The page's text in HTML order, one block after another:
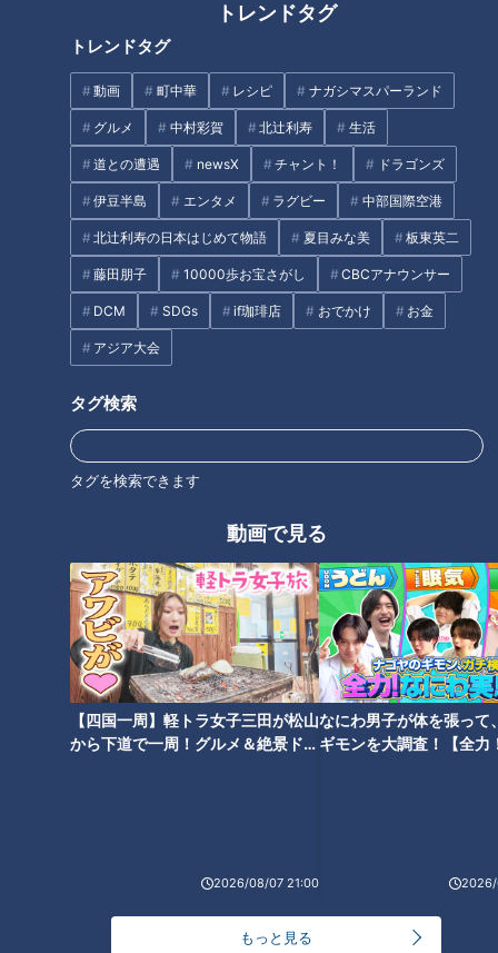
トレンドタグ
トレンドタグ
動画 町中華 レシピ ナガシマスパーランド
グルメ 中村彩賀 北辻利寿 生活
道との遭遇 newsX チャント！ ドラゴンズ
伊豆半島 エンタメ ラグビー 中部国際空港
北辻利寿の日本はじめて物語 夏目みな美 板東英二
藤田朋子 10000歩お宝さがし CBCアナウンサー
DCM SDGs if珈琲店 おでかけ お金
アジア大会
タグ検索
タグを検索できます
動画で見る
【四国一周】軽トラ女子三田が松山
から下道で一周！グルメ＆絶景ドラ
2026/08/07 21:00
なにわ男子が体を張って
ギモンを大調査！【全力
2026/
もっと見る
「緊張型頭痛」と「片頭痛」どちらもある場合の対処法
命に関わる危険な頭痛「2次性頭痛」
第3の頭痛「群発頭痛」
近年急増中！第4の頭痛「後頭神経痛」
生活に支障が出る場合は専門医を受診しましょう
オススメ関連コンテンツ
日常に潜む頭痛（１）コロナ禍で急増！「出不精
頭痛」
CBCテレビ『健康カプセル！ゲンキの時間』
＜「出不精頭痛」について＞
家にこもって1日のんびり過ごした時に起こるのが「出不精頭
が診察した患者さんでも出不精頭痛はコロナ禍以降で3倍以上
に増えているそうです。